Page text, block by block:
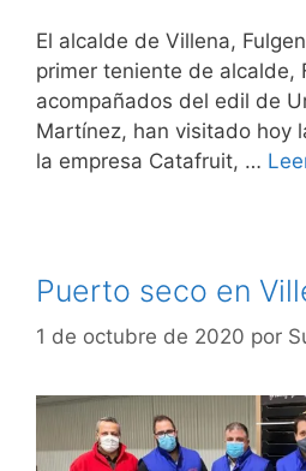
El alcalde de Villena,
primer teniente de alcalde,
acompañados del edil de
Martínez, han visitado hoy
la empresa Catafruit, …
Puerto seco en
1 de octubre de 2020 por